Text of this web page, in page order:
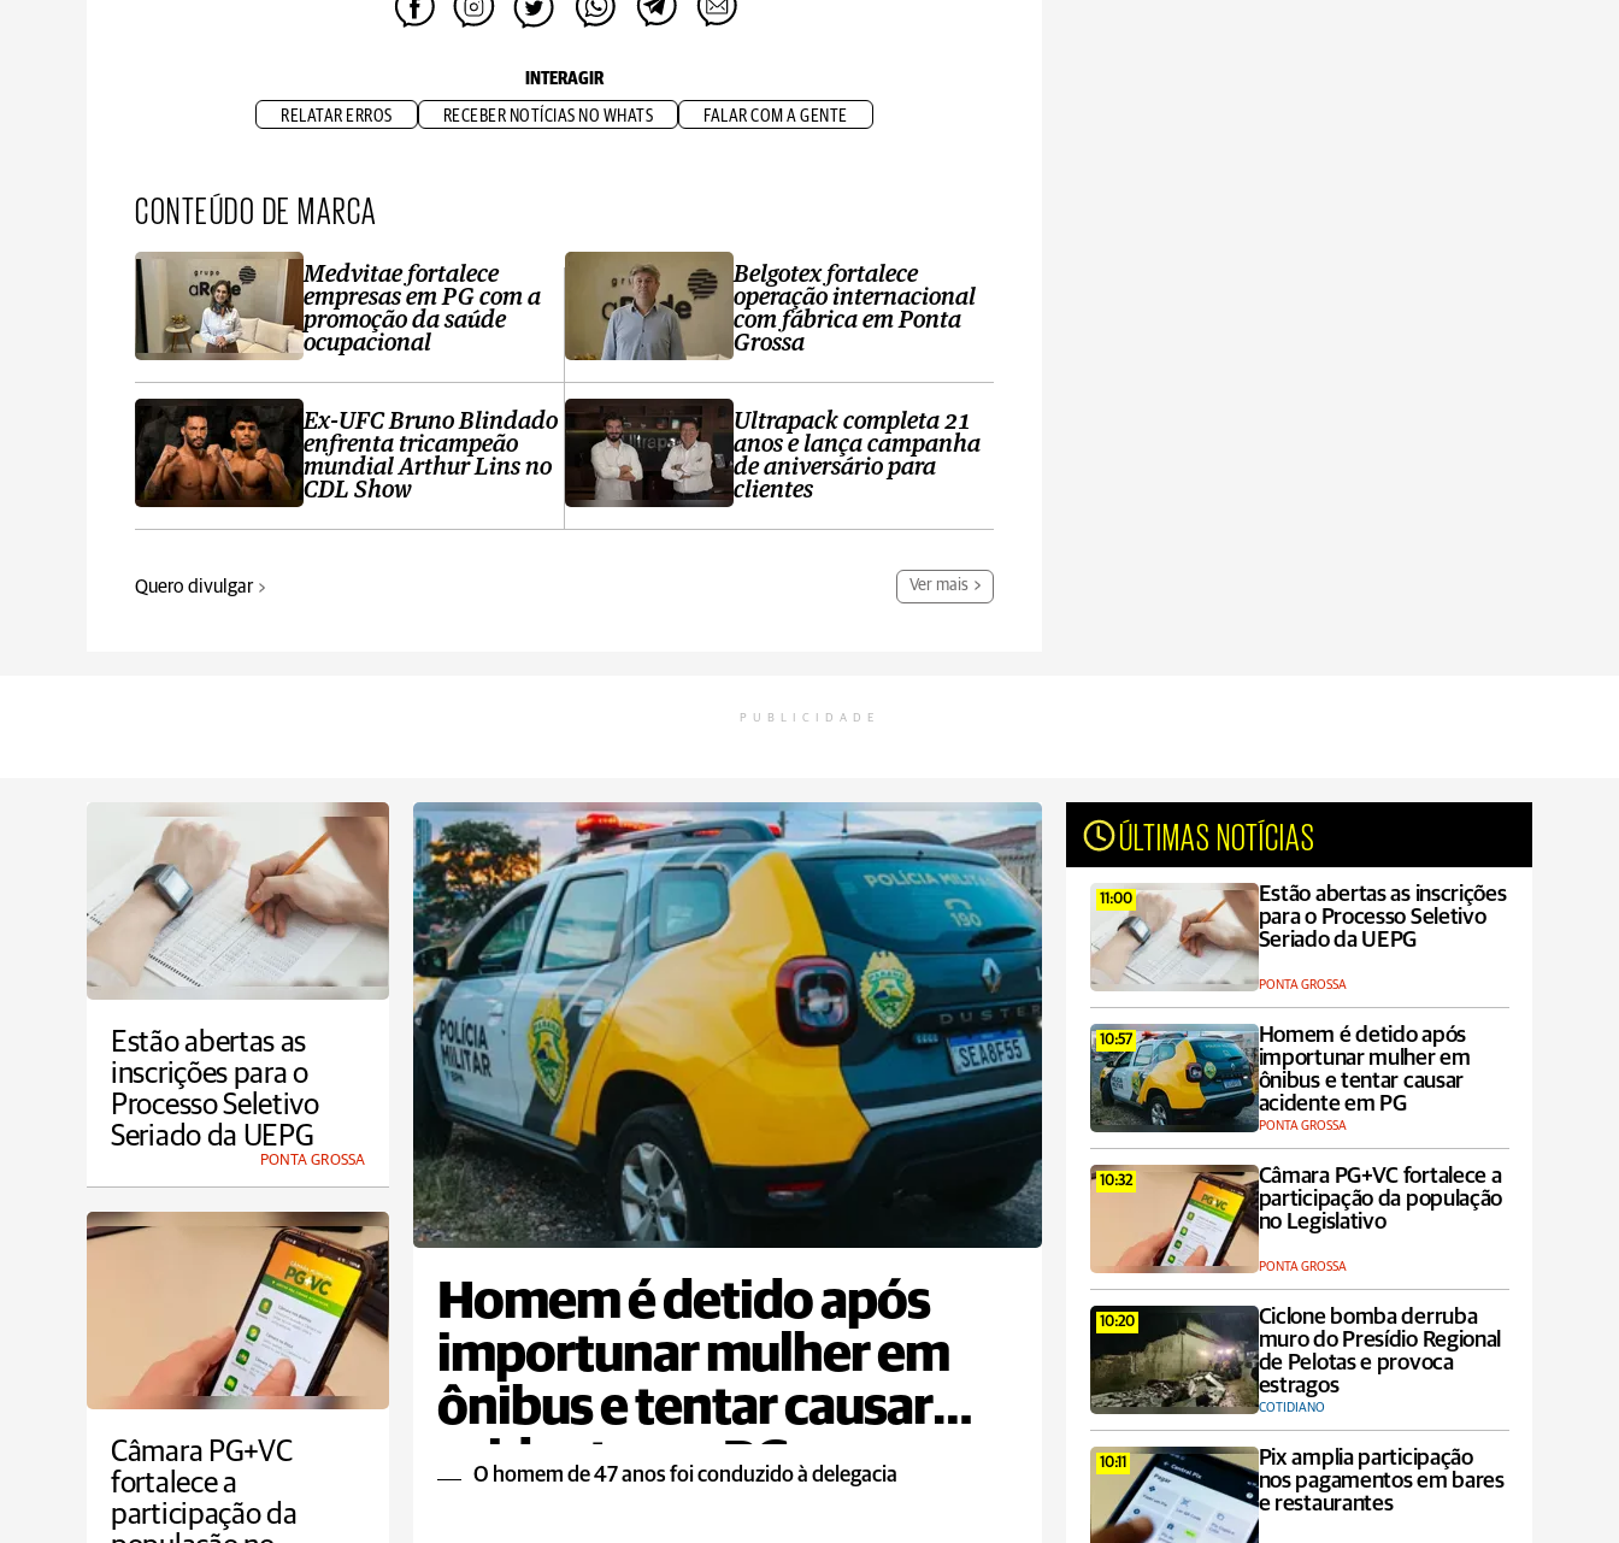
INTERAGIR
RELATAR ERROS RECEBER NOTÍCIAS NO WHATS FALAR COM A GENTE
CONTEÚDO DE MARCA
Medvitae fortalece
empresas em PG com a
promoção da saúde
ocupacional
Ex-UFC Bruno Blindado
enfrenta tricampeão
mundial Arthur Lins no
CDL Show
Belgotex fortalece
operação internacional
com fábrica em Ponta
Grossa
Ultrapack completa 21
anos e lança campanha
de aniversário para
clientes
Quero divulgar Ver mais
PUBLICIDADE
Estão abertas as
inscrições para o
Processo Seletivo
Seriado da UEPG
PONTA GROSSA
Homem é detido após
importunar mulher em
ônibus e tentar causar
acidente em PG
O homem de 47 anos foi conduzido à delegacia
ÚLTIMAS NOTÍCIAS
11:00
Estão abertas as inscrições
para o Processo Seletivo
Seriado da UEPG
PONTA GROSSA
10:57
Homem é detido após
importunar mulher em
ônibus e tentar causar
acidente em PG
PONTA GROSSA
10:32
Câmara PG+VC fortalece a
participação da população
no Legislativo
PONTA GROSSA
10:20
Ciclone bomba derruba
muro do Presídio Regional
de Pelotas e provoca
estragos
COTIDIANO
10:11
Pix amplia participação
nos pagamentos em bares
e restaurantes
Câmara PG+VC
fortalece a
participação da